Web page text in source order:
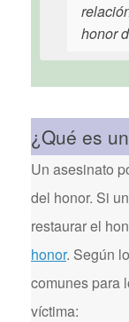
honor
¿Qué es
Un asesinato
del honor. Si
restaurar el
honor. Según
comunes para
víctima: